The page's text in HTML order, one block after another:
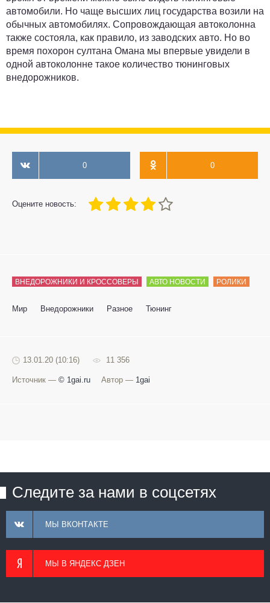
автомобили. Но чаще высших лиц государства возили на
обычных автомобилях. Сопровождающая автоколонна
также состояла, как правило, из заводских авто. Но во
время похорон султана Омана мы впервые увидели в
одной автоколонне такое количество тюнинговых
внедорожников.
0 0
Оцените новость:
80
1 3 4 5
ВНЕДОРОЖНИКИ И КРОССОВЕРЫ АВТО НОВОСТИ РОЛИКИ
Мир Внедорожники Разное Тюнинг
13.01.20 (10:16) 11 356
Источник — © 1gai.ru Автор — 1gai
Следите за нами в соцсетях
МЫ ВКОНТАКТЕ
МЫ В ЯНДЕКС ДЗЕН